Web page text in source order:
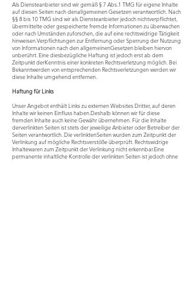
Als Diensteanbieter sind wir gemäß § 7 Abs.1 TMG für eigene Inhalte
auf diesen Seiten nach denallgemeinen Gesetzen verantwortlich. Nach
§§ 8 bis 10 TMG sind wir als Diensteanbieter jedoch nichtverpflichtet,
übermittelte oder gespeicherte fremde Informationen zu überwachen
oder nach Umständen zuforschen, die auf eine rechtswidrige Tätigkeit
hinweisen.Verpflichtungen zur Entfernung oder Sperrung der Nutzung
von Informationen nach den allgemeinenGesetzen bleiben hiervon
unberührt. Eine diesbezügliche Haftung ist jedoch erst ab dem
Zeitpunkt derKenntnis einer konkreten Rechtsverletzung möglich. Bei
Bekanntwerden von entsprechenden Rechtsverletzungen werden wir
diese Inhalte umgehend entfernen.
Haftung für Links
Unser Angebot enthält Links zu externen Websites Dritter, auf deren
Inhalte wir keinen Einfluss haben.Deshalb können wir für diese
fremden Inhalte auch keine Gewähr übernehmen. Für die Inhalte
derverlinkten Seiten ist stets der jeweilige Anbieter oder Betreiber der
Seiten verantwortlich. Die verlinktenSeiten wurden zum Zeitpunkt der
Verlinkung auf mögliche Rechtsverstöße überprüft. Rechtswidrige
Inhaltewaren zum Zeitpunkt der Verlinkung nicht erkennbar.Eine
permanente inhaltliche Kontrolle der verlinkten Seiten ist jedoch ohne